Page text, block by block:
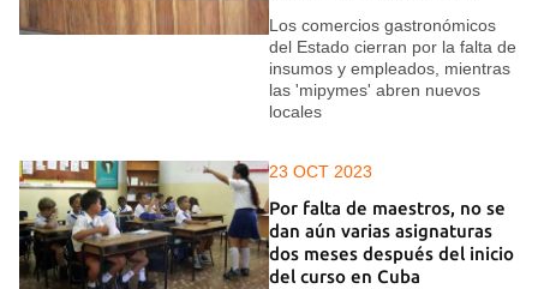
Los comercios gastronómicos
del Estado cierran por la falta de
insumos y empleados, mientras
las 'mipymes' abren nuevos
locales
23 OCT 2023
Por falta de maestros, no se
dan aún varias asignaturas
dos meses después del inicio
del curso en Cuba